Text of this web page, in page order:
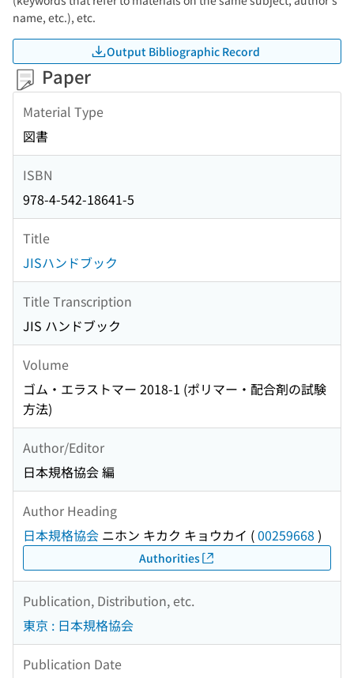
name, etc.), etc.
Output Bibliographic Record
Paper
Material Type
図書
ISBN
978-4-542-18641-5
Title
JISハンドブック
Title Transcription
JIS ハンドブック
Volume
ゴム・エラストマー 2018-1 (ポリマー・配合剤の試験
方法)
Author/Editor
日本規格協会 編
Author Heading
日本規格協会 ニホン キカク キョウカイ (00259668 )
Authorities
Publication, Distribution, etc.
東京 : 日本規格協会
Publication Date